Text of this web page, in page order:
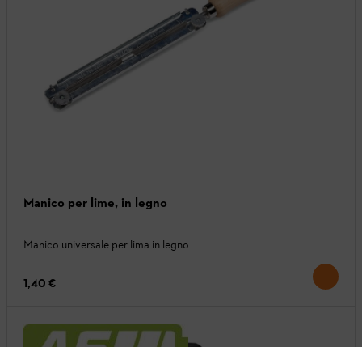
Manico per lime, in legno
Manico universale per lima in legno
1,40 €